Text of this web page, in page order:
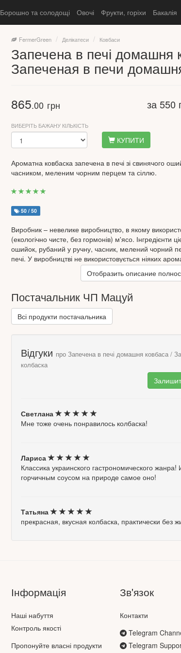
Борошно та солодощі Овочі Фрукти, горіхи Бакалія
FermerGreen Делікатеси Ковбаси
Запечена в печі домашня
Запеченая в печи
865.00 грн за 550
ВИБЕРІТЬ БАЖАНУ КІЛЬКІСТЬ
КУПИТИ
Ароматна ковбаска запечена в печі зі свинячого
часником, меленим чорним перцем та сіллю.
50 / 50
Виробник – невелике виробництво, в якому
(екологічно чисте, без гормонів) м'ясо. Інгредієнти
ошийок, рубаний у ручну, часник, мелений чорний
печі. У виробництві не використовується ніяких
барвників! Виробник: ПП "Мацуй". Кіровоградська
Отобразить описание
Постачальник ЧП Мацуй
Всі продукти постачальника
Відгуки про Запечена в печі домашня ковбаса /
колбаска
Светлана
Мне тоже очень понравилось колбаска!
Лариса
Классика украинского гастрономического
горчичным соусом на природе самое оно!
Татьяна
прекрасная, вкусная колбаска, практически без
Інформація
Наші набуття
Контроль якості
Пропонуйте власні продукти
Зв'язок
Контакти
Telegram
Telegram